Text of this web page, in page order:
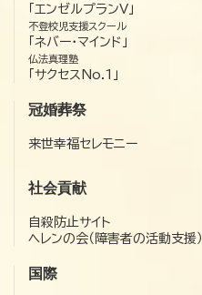
「エンゼルプランV」
不登校児支援スクール
「ネバー・マインド」
仏法真理塾
「サクセスNo.1」
冠婚葬祭
来世幸福セレモニー
社会貢献
自殺防止サイト
ヘレンの会（障害者の活動支援）
国際